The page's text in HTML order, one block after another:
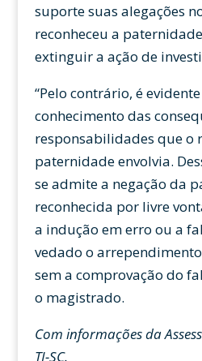
suporte suas alegações
reconheceu a
extinguir a ação de
“Pelo contrário, é
conhecimento das
responsabilidades que o
paternidade envolvia.
se admite a negação da
reconhecida por livre
a indução em erro ou a
vedado o
sem a comprovação do
o magistrado.
Com informações da
TJ-SC.